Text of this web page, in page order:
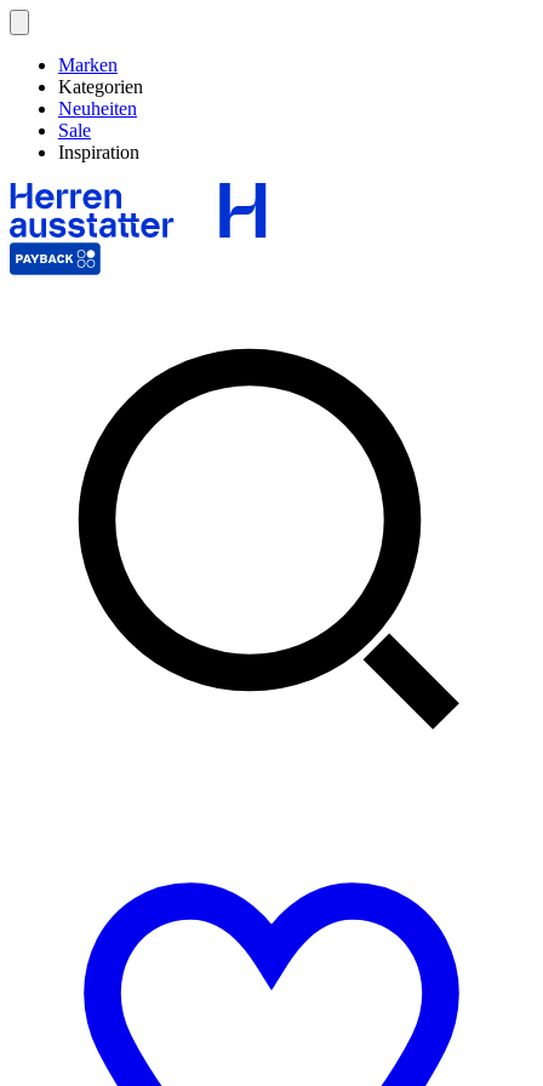
Marken
Kategorien
Neuheiten
Sale
Inspiration